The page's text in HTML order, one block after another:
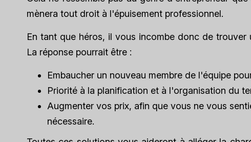
mènera tout droit à l'épuisement professionnel.
En tant que héros, il vous incombe donc de
La réponse pourrait être :
Embaucher un nouveau membre de l'équipe
Priorité à la planification et à l'organisation du
Augmenter vos prix, afin que vous ne vous
nécessaire.